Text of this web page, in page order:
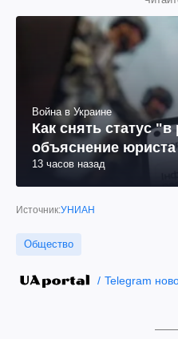
Война в Украине
Как снять статус
объяснение юриста
13 часов назад
Источник:УНИАН
Общество
Telegram